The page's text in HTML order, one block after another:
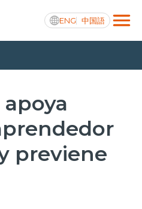
ENG 中国語
previene